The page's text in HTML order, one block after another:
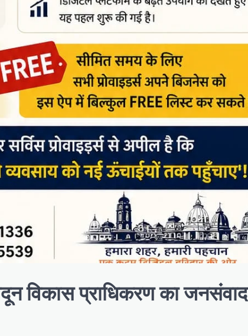
विकास प्राधिकरण का जनसंवाद